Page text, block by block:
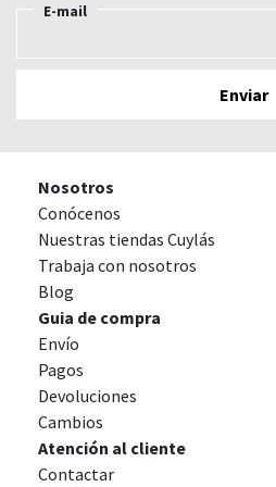
E-mail
Nosotros
Conócenos
Nuestras tiendas Cuylás
Trabaja con nosotros
Blog
Guia de compra
Envío
Pagos
Devoluciones
Cambios
Atención al cliente
Contactar